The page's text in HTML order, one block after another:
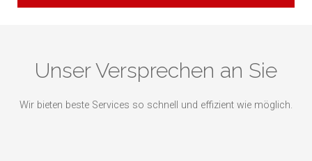
Unser Versprechen an Sie
Wir bieten beste Services so schnell und effizient wie möglich.